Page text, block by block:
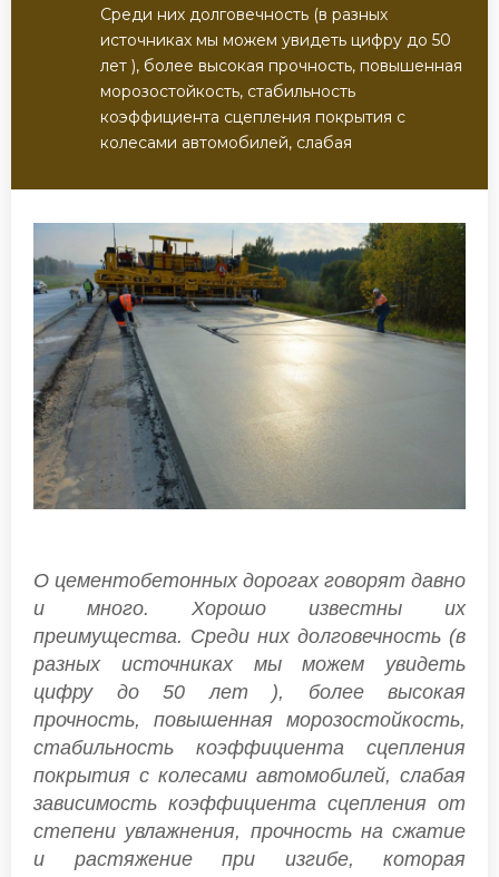
Среди них долговечность (в разных
источниках мы можем увидеть цифру до 50
лет ), более высокая прочность, повышенная
морозостойкость, стабильность
коэффициента сцепления покрытия с
колесами автомобилей, слабая
О цементобетонных дорогах говорят давно
и много. Хорошо известны их
преимущества. Среди них долговечность (в
разных источниках мы можем увидеть
цифру до 50 лет ), более высокая
прочность, повышенная морозостойкость,
стабильность коэффициента сцепления
покрытия с колесами автомобилей, слабая
зависимость коэффициента сцепления от
степени увлажнения, прочность на сжатие
и растяжение при изгибе, которая